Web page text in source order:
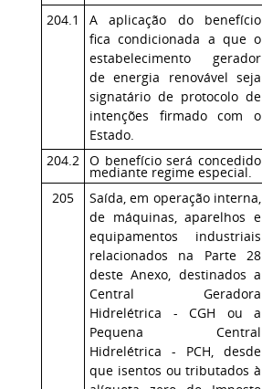
204.1
A aplicação do benefício
fica condicionada a que o
estabelecimento gerador
de energia renovável seja
signatário de protocolo de
intenções firmado com o
Estado.
204.2 O benefício será concedido
mediante regime especial.
205
Saída, em operação interna,
de máquinas, aparelhos e
equipamentos industriais
relacionados na Parte 28
deste Anexo, destinados a
Central Geradora
Hidrelétrica - CGH ou a
Pequena Central
Hidrelétrica - PCH, desde
que isentos ou tributados à